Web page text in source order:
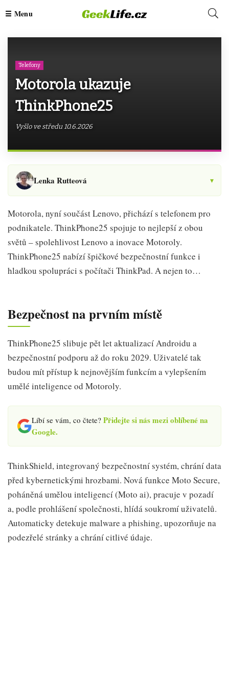
Telefony
Motorola ukazuje
ThinkPhone25
Vyšlo ve středu 10.6.2026
Lenka Rutteová ▾
Motorola, nyní součást Lenovo, přichází s telefonem pro
podnikatele. ThinkPhone25 spojuje to nejlepší z obou
světů – spolehlivost Lenovo a inovace Motoroly.
ThinkPhone25 nabízí špičkové bezpečnostní funkce i
hladkou spolupráci s počítači ThinkPad. A nejen to…
Bezpečnost na prvním místě
ThinkPhone25 slibuje pět let aktualizací Androidu a
bezpečnostní podporu až do roku 2029. Uživatelé tak
budou mít přístup k nejnovějším funkcím a vylepšením
umělé inteligence od Motoroly.
Líbí se vám, co čtete? Přidejte si nás mezi oblíbené na
Google.
ThinkShield, integrovaný bezpečnostní systém, chrání data
před kybernetickými hrozbami. Nová funkce Moto Secure,
poháněná umělou inteligencí (Moto ai), pracuje v pozadí
a, podle prohlášení společnosti, hlídá soukromí uživatelů.
Automaticky detekuje malware a phishing, upozorňuje na
podezřelé stránky a chrání citlivé údaje.